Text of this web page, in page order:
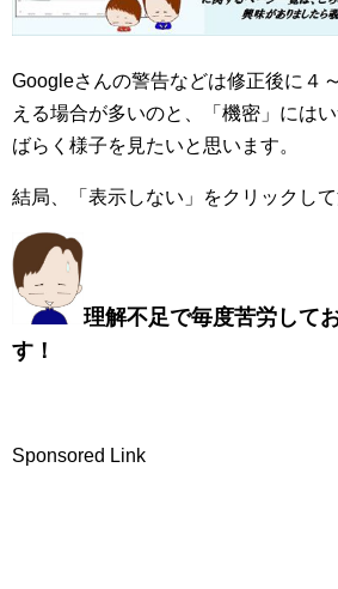
Googleさんの警告などは修正後に４ ～
える場合が多いのと、「機密」には
ばらく様子を見たいと思います。
結局、「表示しない」をクリックして
理解不足で毎度苦労して
す！
Sponsored Link